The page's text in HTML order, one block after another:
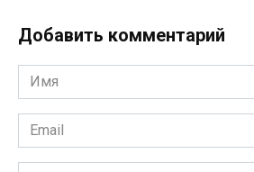
Добавить комментарий
Имя
*
Email
*